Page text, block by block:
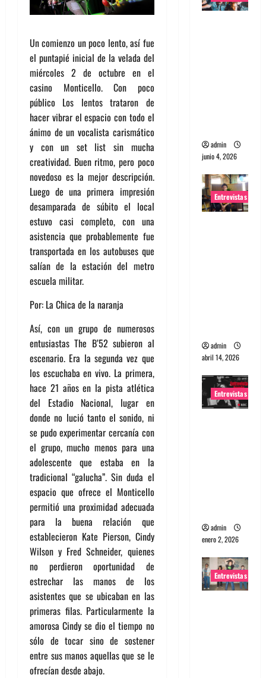
Un comienzo un poco lento, así fue
el puntapié inicial de la velada del
miércoles 2 de octubre en el
casino Monticello. Con poco
público Los lentos trataron de
hacer vibrar el espacio con todo el
ánimo de un vocalista carismático
y con un set list sin mucha
creatividad. Buen ritmo, pero poco
novedoso es la mejor descripción.
Luego de una primera impresión
desamparada de súbito el local
estuvo casi completo, con una
asistencia que probablemente fue
transportada en los autobuses que
salían de la estación del metro
escuela militar.
Por: La Chica de la naranja
Así, con un grupo de numerosos
entusiastas The B’52 subieron al
escenario. Era la segunda vez que
los escuchaba en vivo. La primera,
hace 21 años en la pista atlética
del Estadio Nacional, lugar en
donde no lució tanto el sonido, ni
se pudo experimentar cercanía con
el grupo, mucho menos para una
adolescente que estaba en la
tradicional “galucha”. Sin duda el
espacio que ofrece el Monticello
permitió una proximidad adecuada
para la buena relación que
establecieron Kate Pierson, Cindy
Wilson y Fred Schneider, quienes
no perdieron oportunidad de
estrechar las manos de los
asistentes que se ubicaban en las
primeras filas. Particularmente la
amorosa Cindy se dio el tiempo no
sólo de tocar sino de sostener
entre sus manos aquellas que se le
ofrecían desde abajo.
admin
junio 4, 2026
Entrevistas
admin
abril 14, 2026
Entrevistas
admin
enero 2, 2026
Entrevistas